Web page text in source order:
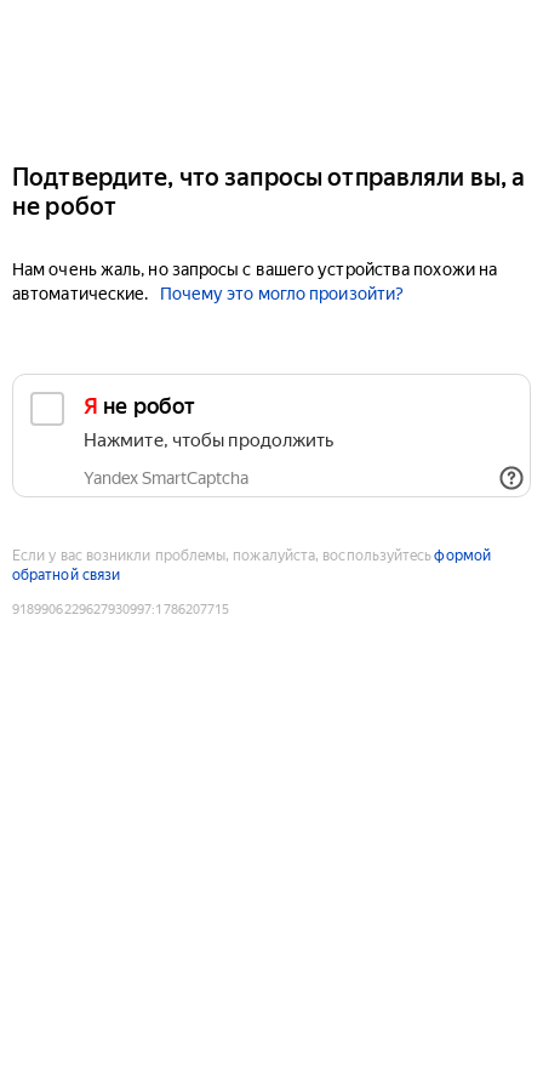
Подтвердите, что запросы отправляли вы, а
не робот
Нам очень жаль, но запросы с вашего устройства похожи на
автоматические.
Почему это могло произойти?
Я не робот
Нажмите, чтобы продолжить
Yandex SmartCaptcha
Если у вас возникли проблемы, пожалуйста, воспользуйтесьформой
обратной связи
9189906229627930997:1786207715